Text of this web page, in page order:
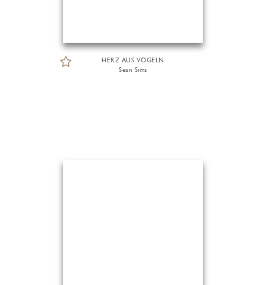
HERZ AUS VÖGELN
Sean Sims